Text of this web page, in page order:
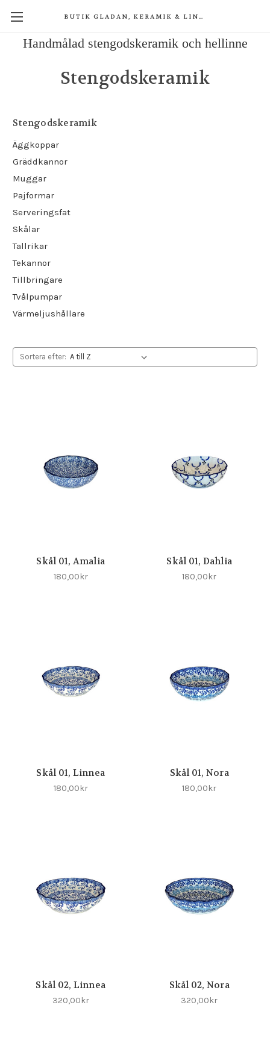
BUTIK GLADAN, KERAMIK & LINNE
Handmålad stengodskeramik och hellinne
Stengodskeramik
Stengodskeramik
Äggkoppar
Gräddkannor
Muggar
Pajformar
Serveringsfat
Skålar
Tallrikar
Tekannor
Tillbringare
Tvålpumpar
Värmeljushållare
Sortera efter:
Skål 01, Amalia
180,00kr
Skål 01, Dahlia
180,00kr
Skål 01, Linnea
180,00kr
Skål 01, Nora
180,00kr
Skål 02, Linnea
320,00kr
Skål 02, Nora
320,00kr